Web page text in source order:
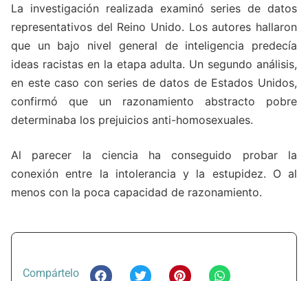
La investigación realizada examinó series de datos
representativos del Reino Unido. Los autores hallaron
que un bajo nivel general de inteligencia predecía
ideas racistas en la etapa adulta. Un segundo análisis,
en este caso con series de datos de Estados Unidos,
confirmó que un razonamiento abstracto pobre
determinaba los prejuicios anti-homosexuales.
Al parecer la ciencia ha conseguido probar la
conexión entre la intolerancia y la estupidez. O al
menos con la poca capacidad de razonamiento.
Compártelo